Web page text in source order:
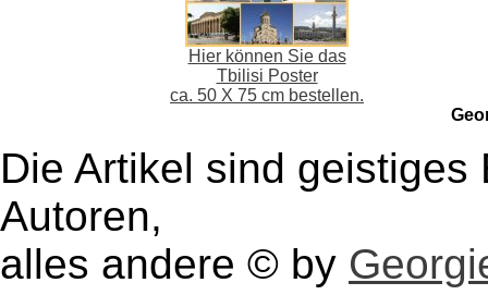
Hier können Sie das
Tbilisi Poster
ca. 50 X 75 cm bestellen.
Die Artikel sind
Autoren,
alles andere © by